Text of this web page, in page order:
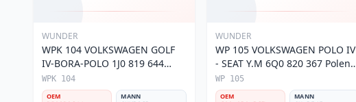
WUNDER
WPK 104 VOLKSWAGEN GOLF
IV-BORA-POLO 1J0 819 644
Polen Filtresi
WPK 104
OEM MANN
WUNDER
WP 105 VOLKSWAGEN POLO IV
- SEAT Y.M 6Q0 820 367 Polen
Filtresi
WP 105
OEM MANN